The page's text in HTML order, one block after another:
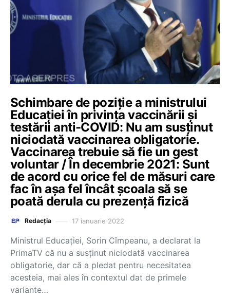
Schimbare de poziție a ministrului
Educației în privința vaccinării și
testării anti-COVID: Nu am susținut
niciodată vaccinarea obligatorie.
Vaccinarea trebuie să fie un gest
voluntar / În decembrie 2021: Sunt
de acord cu orice fel de măsuri care
fac în așa fel încât școala să se
poată derula cu prezență fizică
Redacția 17 ianuarie 2022
Ministrul Educaţiei, Sorin Cîmpeanu, a declarat la
PrimaTV că nu a susţinut niciodată vaccinarea
obligatorie, dar că a pledat pentru necesitatea
acesteia, mai ales în contextul dat de primele
variante…